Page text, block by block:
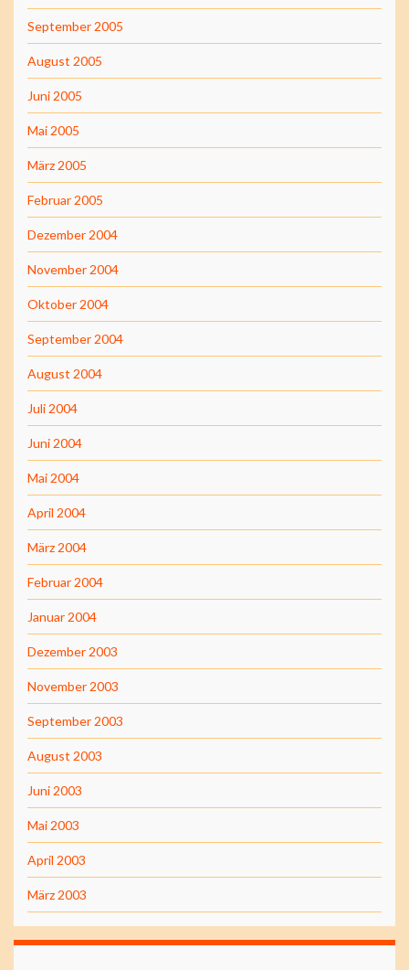
September 2005
August 2005
Juni 2005
Mai 2005
März 2005
Februar 2005
Dezember 2004
November 2004
Oktober 2004
September 2004
August 2004
Juli 2004
Juni 2004
Mai 2004
April 2004
März 2004
Februar 2004
Januar 2004
Dezember 2003
November 2003
September 2003
August 2003
Juni 2003
Mai 2003
April 2003
März 2003